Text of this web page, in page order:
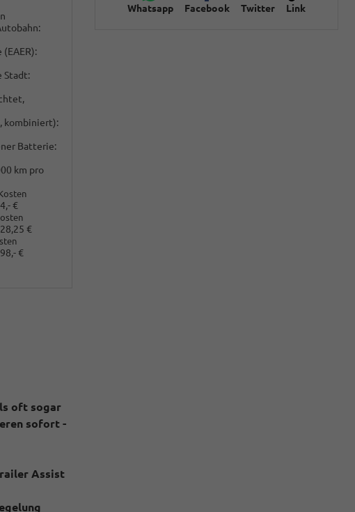
Whatsapp Facebook Twitter Link
Stadt:
kombiniert):
Batterie:
km pro
€
€
€
oft sogar
sofort -
Assist